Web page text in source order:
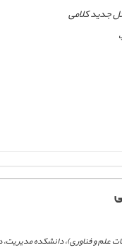
جدید کلامی
علم و فناوری)، دانشکده مدیریت،